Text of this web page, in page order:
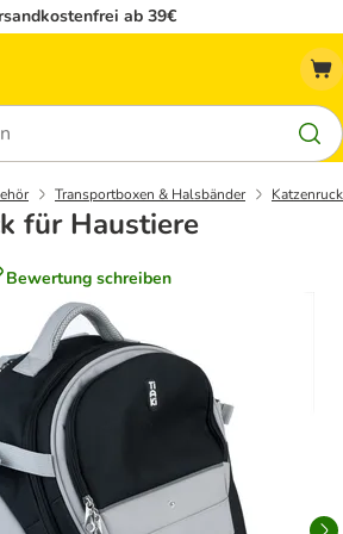
ab 39€
Transportboxen & Halsbänder
für Haustiere
Bewertung schreiben